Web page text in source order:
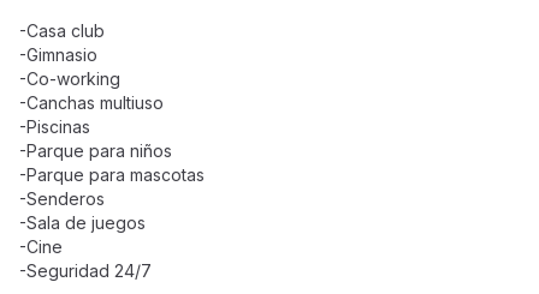
-Casa club
-Gimnasio
-Co-working
-Canchas multiuso
-Piscinas
-Parque para niños
-Parque para mascotas
-Senderos
-Sala de juegos
-Cine
-Seguridad 24/7